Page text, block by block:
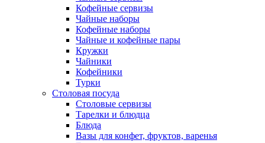
Кофейные сервизы
Чайные наборы
Кофейные наборы
Чайные и кофейные пары
Кружки
Чайники
Кофейники
Турки
Столовая посуда
Столовые сервизы
Тарелки и блюдца
Блюда
Вазы для конфет, фруктов, варенья